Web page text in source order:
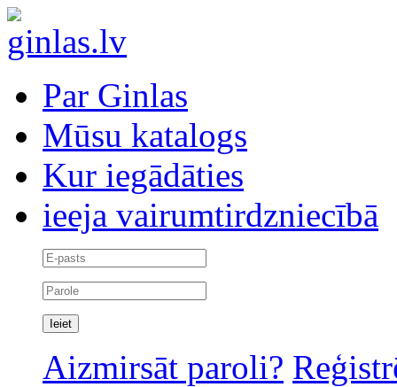
Par Ginlas
Mūsu katalogs
Kur iegādāties
ieeja vairumtirdzniecībā
Aizmirsāt paroli?